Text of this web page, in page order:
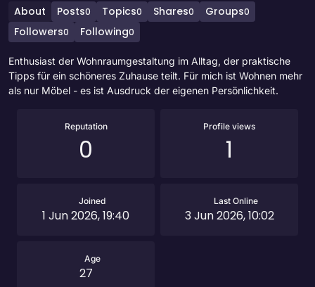
About Posts0 Topics0 Shares0 Groups0
Followers0 Following0
Enthusiast der Wohnraumgestaltung im Alltag, der praktische
Tipps für ein schöneres Zuhause teilt. Für mich ist Wohnen mehr
als nur Möbel - es ist Ausdruck der eigenen Persönlichkeit.
Reputation
0
Profile views
1
Joined
1 Jun 2026, 19:40
Last Online
3 Jun 2026, 10:02
Age
27